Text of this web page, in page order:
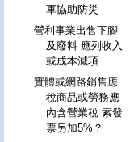
軍協助防災
營利事業出售下腳
及廢料 應列收入
或成本減項
實體或網路銷售應
稅商品或勞務應
內含營業稅 索發
票另加5%？